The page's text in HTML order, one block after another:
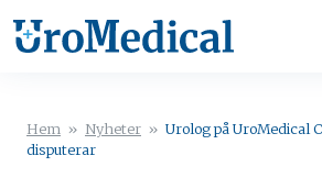
Hem » Nyheter » Urolog på UroMedical
disputerar